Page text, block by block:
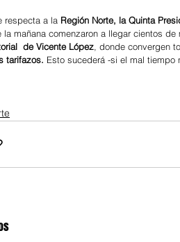
respecta a la Región Norte, la Quinta
la mañana comenzaron a llegar cientos
de Vicente López, donde convergen
tarifazos. Esto sucederá -si el mal tiempo